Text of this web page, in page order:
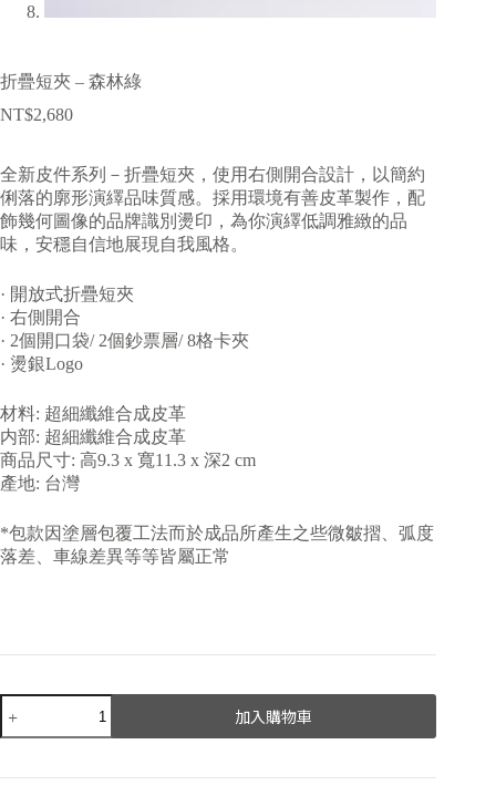
折疊短夾 – 森林綠
NT$2,680
全新皮件系列－折疊短夾，使用右側開合設計，以簡約
俐落的廓形演繹品味質感。採用環境有善皮革製作，配
飾幾何圖像的品牌識別燙印，為你演繹低調雅緻的品
味，安穩自信地展現自我風格。
· 開放式折疊短夾
· 右側開合
· 2個開口袋/ 2個鈔票層/ 8格卡夾
· 燙銀Logo
材料: 超細纖維合成皮革
内部: 超細纖維合成皮革
商品尺寸: 高9.3 x 寬11.3 x 深2 cm
產地: 台灣
*包款因塗層包覆工法而於成品所產生之些微皺摺、弧度
落差、車線差異等等皆屬正常
加入購物車